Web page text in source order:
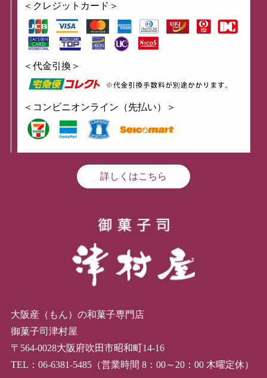
＜クレジットカード＞
＜代金引換＞
＜コンビニオンライン（先払い）＞
詳しくはこちら
大阪産（もん）の和菓子専門店
御菓子司津村屋
〒564-0028大阪府吹田市昭和町14-16
TEL：06-6381-5485（営業時間 8：00～20：00 木曜定休）